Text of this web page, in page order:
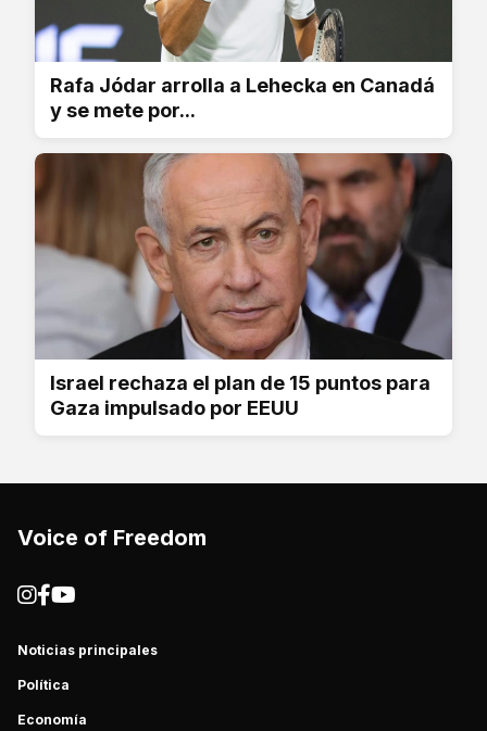
Rafa Jódar arrolla a Lehecka en Canadá
y se mete por...
Israel rechaza el plan de 15 puntos para
Gaza impulsado por EEUU
Voice of Freedom
Noticias principales
Política
Economía